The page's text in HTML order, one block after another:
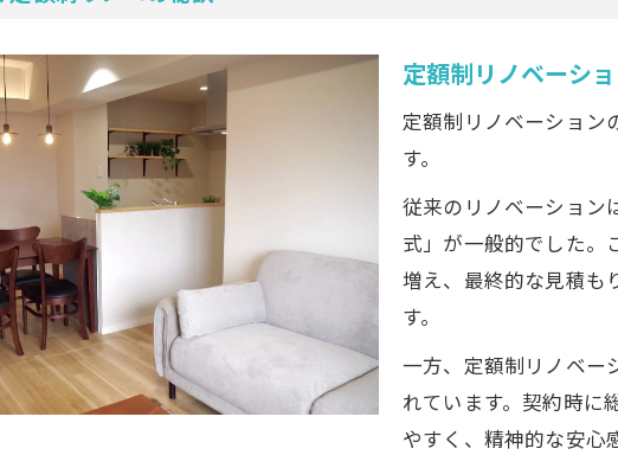
お客様の負担になるケース（専有部）
中古マンションで定額制を選ぶべき3つのメリッ
定額制リノベーションは予算管理が簡単で
中古マンションリノベ一人暮らしにも定額
「リフォーム定額パック」と「ライフスタイル
定額制リノベーションで叶える理想の間取
リフォーム定額パックで多い事例
ライフスタイルの定額制リノベーション（
定額制リノベーションのおすすめ
建築士が見るチェックポイントと失敗しないた
定額制リノベーシ
定額制リノベーション
す。
従来のリノベーション
式」が一般的でした。
増え、最終的な見積も
す。
一方、定額制リノベー
れています。契約時に
やすく、精神的な安心